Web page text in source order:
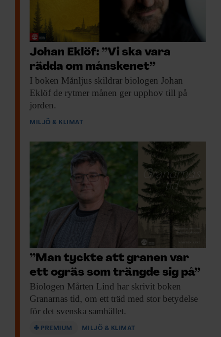
Johan Eklöf: ”Vi ska vara
rädda om månskenet”
I boken Månljus skildrar biologen Johan
Eklöf de rytmer månen ger upphov till på
jorden.
MILJÖ & KLIMAT
”Man tyckte att granen var
ett ogräs som trängde sig på”
Biologen Mårten Lind har skrivit boken
Granarnas tid, om ett träd med stor betydelse
för det svenska samhället.
PREMIUM MILJÖ & KLIMAT